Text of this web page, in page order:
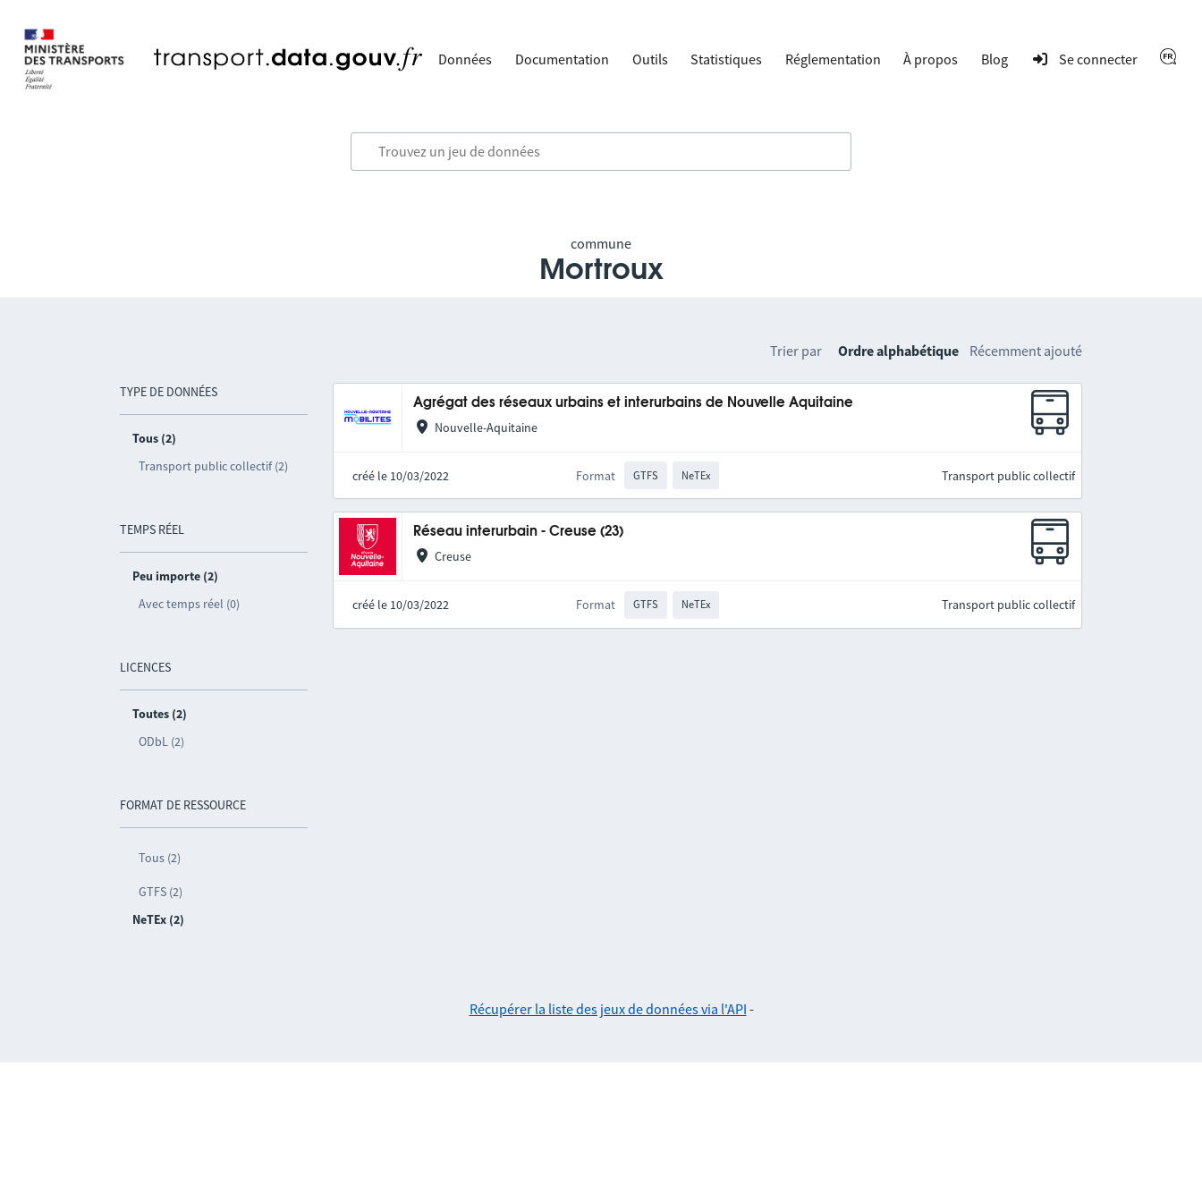
Données Documentation Outils Statistiques Réglementation À propos Blog Se connecter
commune
Mortroux
TYPE DE DONNÉES
Tous (2)
Transport public collectif (2)
TEMPS RÉEL
Peu importe (2)
Avec temps réel (0)
LICENCES
Toutes (2)
ODbL (2)
FORMAT DE RESSOURCE
Tous (2)
GTFS (2)
NeTEx (2)
Trier par Ordre alphabétique Récemment ajouté
Agrégat des réseaux urbains et interurbains de Nouvelle Aquitaine
Nouvelle-Aquitaine
créé le 10/03/2022 Format GTFS NeTEx Transport public collectif
Réseau interurbain - Creuse (23)
Creuse
créé le 10/03/2022 Format GTFS NeTEx Transport public collectif
Récupérer la liste des jeux de données via l'API -